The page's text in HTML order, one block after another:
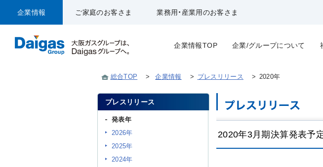
企業情報 ご家庭のお客さま 業務用・産業用のお客さま
企業情報TOP 企業/グループについて
総合TOP > 企業情報 > プレスリリース > 2020年
2020年3月期決算発表予
プレスリリース
発表年
2026年
2025年
2024年